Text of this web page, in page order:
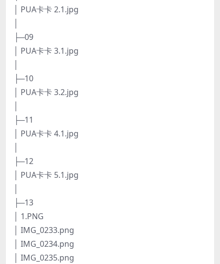
│ PUA卡卡 2.1.jpg
├─09
│ PUA卡卡 3.1.jpg
├─10
│ PUA卡卡 3.2.jpg
├─11
│ PUA卡卡 4.1.jpg
├─12
│ PUA卡卡 5.1.jpg
├─13
│ 1.PNG
│ IMG_0233.png
│ IMG_0234.png
│ IMG_0235.png